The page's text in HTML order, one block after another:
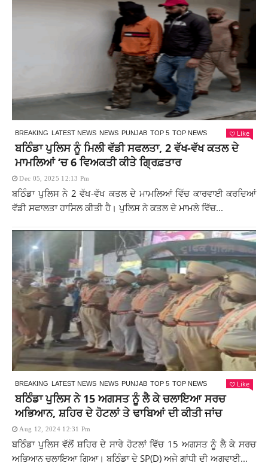
BREAKING LATEST NEWS NEWS PUNJAB TOP 5 TOP NEWS Like
ਬਠਿੰਡਾ ਪੁਲਿਸ ਨੂੰ ਮਿਲੀ ਵੱਡੀ ਸਫਲਤਾ, 2 ਵੱਖ-ਵੱਖ ਕਤਲ ਦੇ
ਮਾਮਲਿਆਂ ‘ਚ 6 ਵਿਅਕਤੀ ਕੀਤੇ ਗ੍ਰਿਫ਼ਤਾਰ
Dec 05, 2025 12:13 Pm
ਬਠਿੰਡਾ ਪੁਲਿਸ ਨੇ 2 ਵੱਖ-ਵੱਖ ਕਤਲ ਦੇ ਮਾਮਲਿਆਂ ਵਿੱਚ ਕਾਰਵਾਈ ਕਰਦਿਆਂ
ਵੱਡੀ ਸਫਾਲਤਾ ਹਾਸਿਲ ਕੀਤੀ ਹੈ। ਪੁਲਿਸ ਨੇ ਕਤਲ ਦੇ ਮਾਮਲੇ ਵਿੱਚ...
BREAKING LATEST NEWS NEWS PUNJAB TOP 5 TOP NEWS Like
ਬਠਿੰਡਾ ਪੁਲਿਸ ਨੇ 15 ਅਗਸਤ ਨੂੰ ਲੈ ਕੇ ਚਲਾਇਆ ਸਰਚ
ਅਭਿਆਨ, ਸ਼ਹਿਰ ਦੇ ਹੋਟਲਾਂ ਤੇ ਢਾਬਿਆਂ ਦੀ ਕੀਤੀ ਜਾਂਚ
Aug 12, 2024 12:31 Pm
ਬਠਿੰਡਾ ਪੁਲਿਸ ਵੱਲੋਂ ਸ਼ਹਿਰ ਦੇ ਸਾਰੇ ਹੋਟਲਾਂ ਵਿੱਚ 15 ਅਗਸਤ ਨੂੰ ਲੈ ਕੇ ਸਰਚ
ਅਭਿਆਨ ਚਲਾਇਆ ਗਿਆ। ਬਠਿੰਡਾ ਦੇ SP(D) ਅਜੇ ਗਾਂਧੀ ਦੀ ਅਗਵਾਈ...